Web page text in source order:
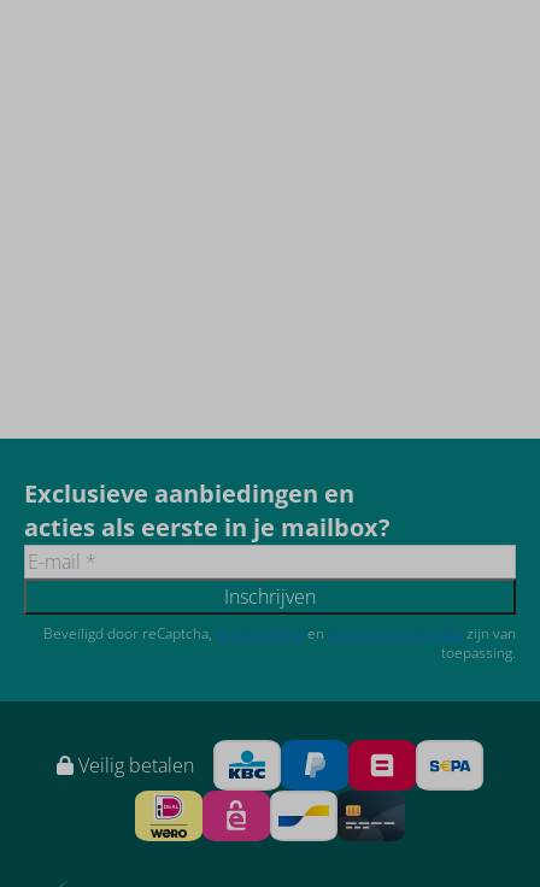
Exclusieve aanbiedingen en
acties als eerste in je mailbox?
Inschrijven
Beveiligd door reCaptcha, privacybeleid en servicevoorwaarden zijn van
toepassing.
Veilig betalen